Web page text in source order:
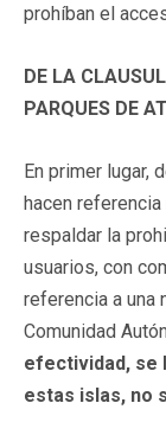
prohíban el
DE LA
PARQUES DE
En primer lugar,
hacen
respaldar la
usuarios, con
referencia a una
Comunidad
efectividad, se
estas islas, no